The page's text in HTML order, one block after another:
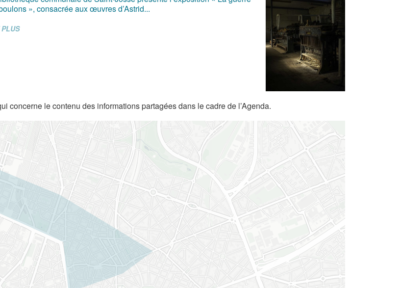
», consacrée aux œuvres d’Astrid...
concerne le contenu des informations partagées dans le cadre de l’Agenda.